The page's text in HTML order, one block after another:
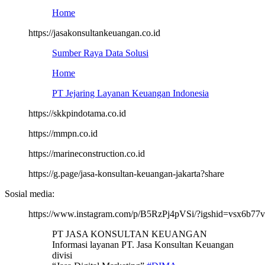
Home
https://jasakonsultankeuangan.co.id
Sumber Raya Data Solusi
Home
PT Jejaring Layanan Keuangan Indonesia
https://skkpindotama.co.id
https://mmpn.co.id
https://marineconstruction.co.id
https://g.page/jasa-konsultan-keuangan-jakarta?share
Sosial media:
https://www.instagram.com/p/B5RzPj4pVSi/
PT JASA KONSULTAN KEUANGAN
Informasi layanan PT. Jasa Konsultan Keuangan
divisi